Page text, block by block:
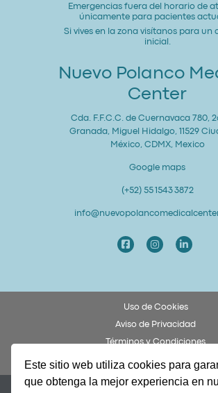
Emergencias fuera del horario de
únicamente para pacientes
Si vives en la zona visítanos para un
inicial.
Nuevo Polanco
Center
Cda. F.F.C.C. de Cuernavaca 780,
Granada, Miguel Hidalgo, 11529
México, CDMX, Mexico
Google maps
(+52) 55 1543 3872
Uso de Cookies
Aviso de Privacidad
Términos y Condiciones
Derechos y Obligaciones del
Permiso COFEPRIS 253300201A0049. Dr.
Este sitio web utiliza cookies para
que obtenga la mejor experiencia en